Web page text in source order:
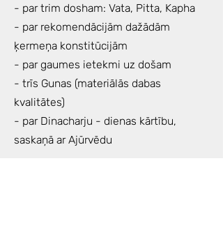
- par trim dosham: Vata, Pitta, Kapha
- par rekomendācijām dažādām
ķermeņa konstitūcijām
- par gaumes ietekmi uz došam
- trīs Gunas (materiālās dabas
kvalitātes)
- par Dinacharju - dienas kārtību,
saskaņā ar Ajūrvēdu